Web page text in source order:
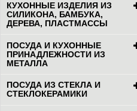
КУХОННЫЕ ИЗДЕЛИЯ ИЗ
СИЛИКОНА, БАМБУКА,
ДЕРЕВА, ПЛАСТМАССЫ
ПОСУДА И КУХОННЫЕ
ПРИНАДЛЕЖНОСТИ ИЗ
МЕТАЛЛА
ПОСУДА ИЗ СТЕКЛА И
СТЕКЛОКЕРАМИКИ